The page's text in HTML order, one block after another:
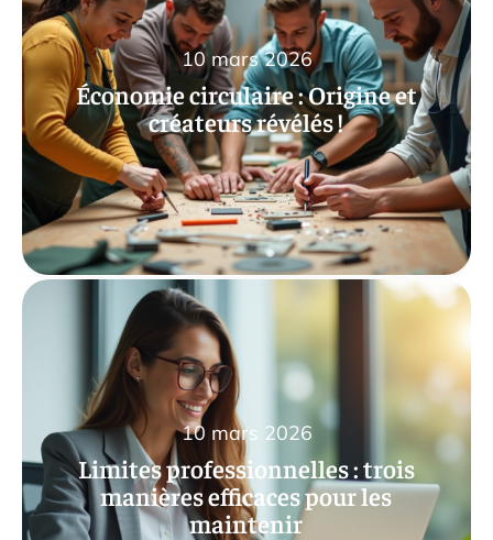
Économie circulaire : Origine et
créateurs révélés !
10 mars 2026
Limites professionnelles : trois
manières efficaces pour les
maintenir
10 mars 2026